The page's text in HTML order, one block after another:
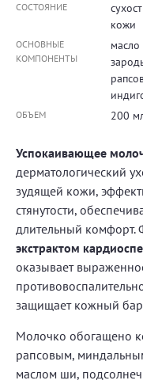
СОСТОЯНИЕ
кожи
ОСНОВНЫЕ
КОМПОНЕНТЫ
масло
ОБЪЕМ 200
Успокаивающее
дерматологический
зудящей кожи,
стянутости,
длительный комфорт.
экстрактом
оказывает
защищает кожный
Молочко обогащено
рапсовым,
маслом ши,